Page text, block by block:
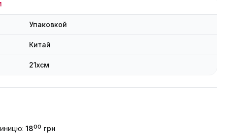
Упаковкой
Китай
21xсм
1800 грн